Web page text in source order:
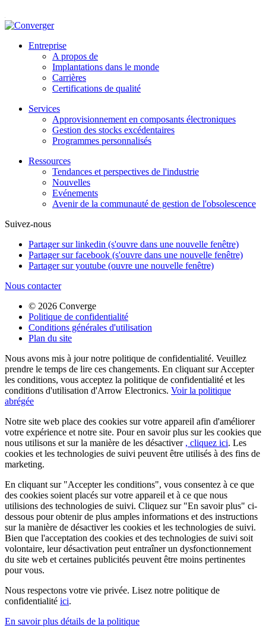
Entreprise
A propos de
Implantations dans le monde
Carrières
Certifications de qualité
Services
Approvisionnement en composants électroniques
Gestion des stocks excédentaires
Programmes personnalisés
Ressources
Tendances et perspectives de l'industrie
Nouvelles
Evénements
Avenir de la communauté de gestion de l'obsolescence
Suivez-nous
Partager sur linkedin (s'ouvre dans une nouvelle fenêtre)
Partager sur facebook (s'ouvre dans une nouvelle fenêtre)
Partager sur youtube (ouvre une nouvelle fenêtre)
Nous contacter
© 2026 Converge
Politique de confidentialité
Conditions générales d'utilisation
Plan du site
Nous avons mis à jour notre politique de confidentialité. Veuillez
prendre le temps de lire ces changements. En cliquant sur Accepter
les conditions, vous acceptez la politique de confidentialité et les
conditions d'utilisation d'Arrow Electronics. Voir la politique
abrégée
Notre site web place des cookies sur votre appareil afin d'améliorer
votre expérience et notre site. Pour en savoir plus sur les cookies que
nous utilisons et sur la manière de les désactiver , cliquez ici. Les
cookies et les technologies de suivi peuvent être utilisés à des fins de
marketing.
En cliquant sur "Accepter les conditions", vous consentez à ce que
des cookies soient placés sur votre appareil et à ce que nous
utilisions des technologies de suivi. Cliquez sur "En savoir plus" ci-
dessous pour obtenir de plus amples informations et des instructions
sur la manière de désactiver les cookies et les technologies de suivi.
Bien que l'acceptation des cookies et des technologies de suivi soit
volontaire, leur désactivation peut entraîner un dysfonctionnement
du site web et certaines publicités peuvent être moins pertinentes
pour vous.
Nous respectons votre vie privée. Lisez notre politique de
confidentialité ici.
En savoir plus détails de la politique